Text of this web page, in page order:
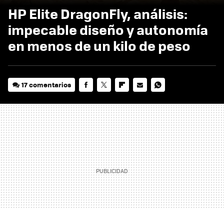
HP Elite DragonFly, análisis:
impecable diseño y autonomía
en menos de un kilo de peso
17 comentarios
MAIL